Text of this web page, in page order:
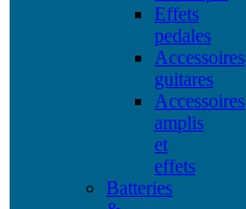
Effets
pedales
Accessoires
guitares
Accessoires
amplis
et
effets
Batteries